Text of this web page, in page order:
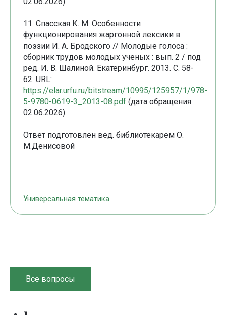
11. Спасская К. М. Особенности
функционирования жаргонной лексики в
поэзии И. А. Бродского // Молодые голоса :
сборник трудов молодых ученых : вып. 2 / под
ред. И. В. Шалиной. Екатеринбург. 2013. С. 58-
62. URL:
https://elar.urfu.ru/bitstream/10995/125957/1/978-
5-9780-0619-3_2013-08.pdf (дата обращения
02.06.2026).
Ответ подготовлен вед. библиотекарем О.
М.Денисовой
Универсальная тематика
Все вопросы